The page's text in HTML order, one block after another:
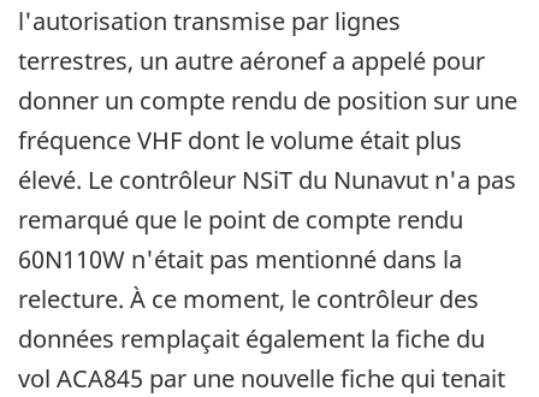
l'autorisation transmise par lignes
terrestres, un autre aéronef a appelé pour
donner un compte rendu de position sur une
fréquence VHF dont le volume était plus
élevé. Le contrôleur NSiT du Nunavut n'a pas
remarqué que le point de compte rendu
60N110W n'était pas mentionné dans la
relecture. À ce moment, le contrôleur des
données remplaçait également la fiche du
vol ACA845 par une nouvelle fiche qui tenait